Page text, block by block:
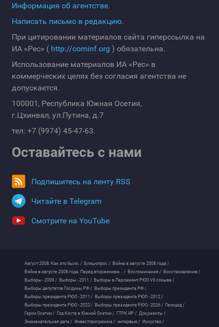
Информация об агентстве.
Написать письмо в редакцию.
При цитировании материалов сайта гиперссылка на
ИА «Рес» ( http://cominf.org ) обязательна.
Использование материалов ИА «Рес» в
коммерческих целях без согласия агентства не
допускается.
100001, Республика Южная Осетия,
г.Цхинвал, ул.Путина, д.7
тел: +7 (9974) 45-47-63.
Оставайтесь с нами
Подпишитесь на ленту RSS
Читайте в Telegram
Смотрите на YouTube
Август 2008. Как это было. / Блиц-опрос / Война в августе 2008 года /
Война в августе 2008 года. Перед вторжением... / Воспоминания / Восстановление /
Выборы - 2009 / Выборы - 2011 / Выборы в Парламент РЮО VII созыва /
Выборы депутатов Госдумы РФ / Выборы президента РФ /
Выборы президента РЮО - 2011 / Выборы президента РЮО - 2012 /
Выборы президента РЮО - 2022 / Выборы президента РЮО - 2026 / Геноцид /
Герои Осетии / Год Коста в Южной Осетии / ГТРК ИР / Документы /
Знаменательная дата / Инвестпрограмма / интервью / Искуство /